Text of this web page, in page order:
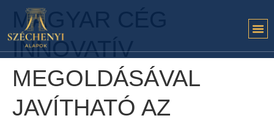
MAGYAR CÉG
INNOVATÍV
MEGOLDÁSÁVAL
JAVÍTHATÓ AZ